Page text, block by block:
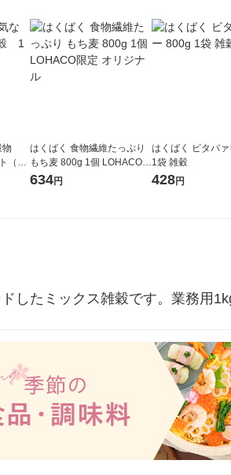
物
（2
はくばく 食物繊維たっぷり
もち麦 800g 1個 LOHACO限
定 オリジナル
634円
はくばく ビタバ
1袋 雑穀
428円
したミックス雑穀です。業務用